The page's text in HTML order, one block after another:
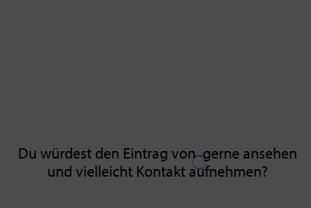
Du würdest den Eintrag von gerne ansehen
und vielleicht Kontakt aufnehmen?